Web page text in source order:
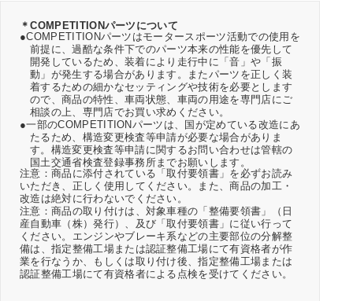
＊COMPETITIONパーツについて
●COMPETITIONパーツはモータースポーツ活動での使用を
前提に、過酷な条件下でのパーツ本来の性能を優先して
開発しているため、装着により走行中に「音」や「振
動」が発生する場合があります。またパーツを正しく装
着するための細かなセッティングや技術を必要とします
ので、商品の特性、車両状態、車両の用途を専門店にご
相談の上、専門店でお買い求めください。
●一部のCOMPETITIONパーツは、国が定めている改造にあ
たるため、構造変更検査等申請が必要な場合がありま
す。構造変更検査等申請に関するお問い合わせは管轄の
国土交通省検査登録事務所までお願いします。
注意：商品に添付されている「取付要領書」を必ずお読み
いただき、正しく使用してください。また、商品の加工・
改造は絶対に行わないでください。
注意：商品の取り付けは、対象車種の「整備要領書」（日
産自動車（株）発行）、及び「取付要領書」に従い行って
ください。エンジンやブレーキ系などの主要部位の分解整
備は、指定整備工場または認証整備工場にて有資格者が作
業を行なうか、もしくは取り付け後、指定整備工場または
認証整備工場にて有資格者による点検を受けてください。